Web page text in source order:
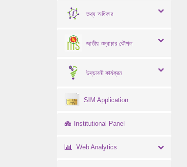
তথ্য অধিকার
জাতীয় শুদ্ধাচার কৌশল
উদ্ভাবনী কার্যক্রম
SIM Application
Institutional Panel
Web Analytics